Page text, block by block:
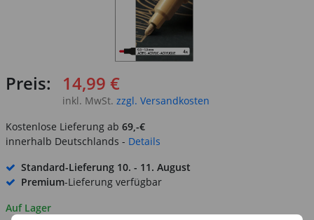
Preis: 14,99 €
inkl. MwSt. zzgl. Versandkosten
Kostenlose Lieferung ab 69,-€
innerhalb Deutschlands - Details
Standard-Lieferung 10. - 11. August
Premium-Lieferung verfügbar
Auf Lager